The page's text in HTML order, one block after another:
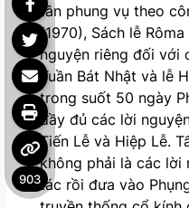
tân phung vụ theo
(1970), Sách lễ
nguyện riêng đối với
Tuần Bát Nhật và lễ
trong suốt 50 ngày
đầy đủ các lời
Tiến Lễ và Hiệp Lễ.
không phải là các lời
tác rồi đưa vào
903